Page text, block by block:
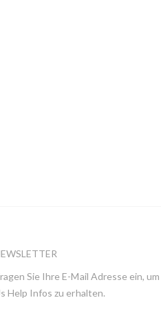
Sie Ihre E-Mail Adresse ein,
Help Infos zu erhalten.